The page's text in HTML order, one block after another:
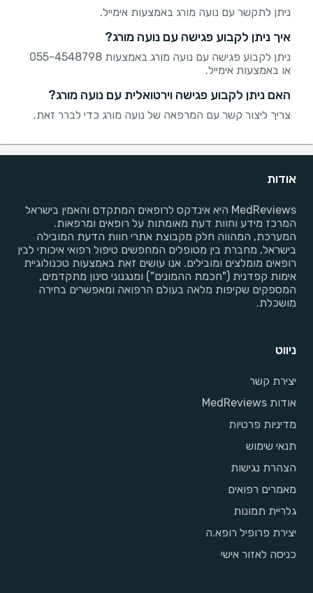
ניתן לתקשר עם נועה מורג באמצעות אימייל.
איך ניתן לקבוע פגישה עם נועה מורג?
ניתן לקבוע פגישה עם נועה מורג באמצעות 055-4548798
או באמצעות אימייל.
האם ניתן לקבוע פגישה וירטואלית עם נועה מורג?
צריך ליצור קשר עם המרפאה של נועה מורג כדי לברר זאת.
אודות
MedReviews היא אינדקס לרופאים המתקדם והאמין בישראל
המרכז מידע וחוות דעת מאומתות על רופאים ומרפאות.
המערכת, המהווה חלק מקבוצת אתרי חוות הדעת המובילה
בישראל, מחברת בין מטופלים המחפשים טיפול רפואי איכותי לבין
רופאים מומלצים ומובילים. אנו עושים זאת באמצעות טכנולוגיית
אימות קפדנית ("חכמת ההמונים") ומנגנוני סינון מתקדמים,
המספקים שקיפות מלאה בעולם הרפואה ומאפשרים בחירה
מושכלת.
ניווט
יצירת קשר
אודות MedReviews
מדיניות פרטיות
תנאי שימוש
הצהרת נגישות
מאמרים רפואים
גלריית תמונות
יצירת פרופיל רופא.ה
כניסה לאזור אישי